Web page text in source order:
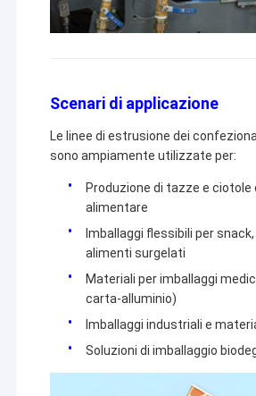
Scenari di applicazione
Le linee di estrusione dei
sono ampiamente utilizzate per:
Produzione di tazze e ciotole
alimentare
Imballaggi flessibili per
alimenti surgelati
Materiali per imballaggi
carta-alluminio)
Imballaggi industriali e
Soluzioni di imballaggio